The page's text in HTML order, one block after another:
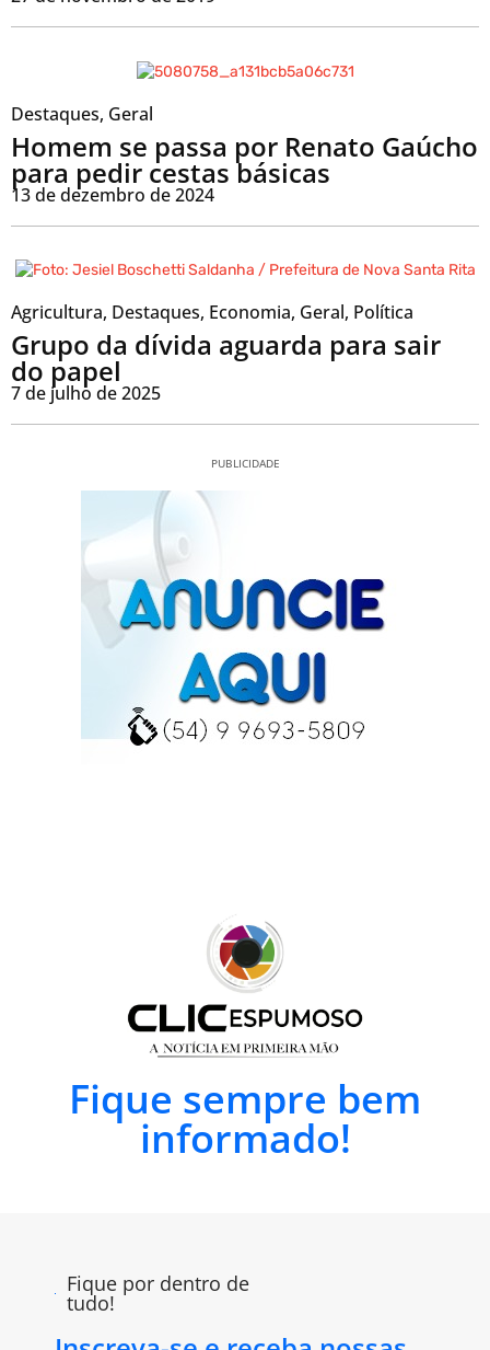
Destaques, Geral
Homem se passa por Renato Gaúcho
para pedir cestas básicas
13 de dezembro de 2024
Agricultura, Destaques, Economia, Geral, Política
Grupo da dívida aguarda para sair
do papel
7 de julho de 2025
PUBLICIDADE
Fique sempre bem
informado!
Fique por dentro de
tudo!